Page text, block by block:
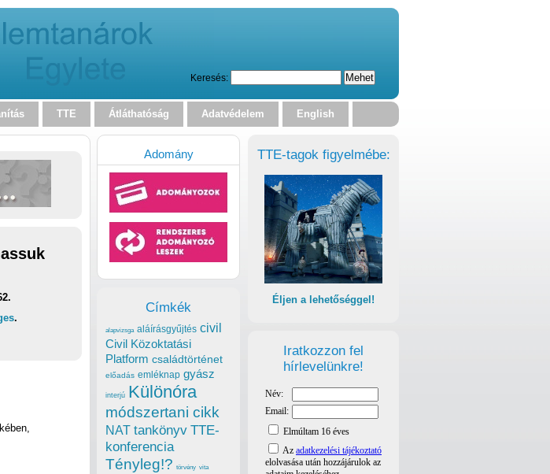
Keresés:
TTE Átláthatóság Adatvédelem English
.
TTE-tagok figyelmébe:
Éljen a lehetőséggel!
Iratkozzon fel
hírlevelünkre!
Adomány
Címkék
alapvizsga aláírásgyűjtés civil
Civil Közoktatási
Platform családtörténet
előadás emléknap gyász
interjú Különóra
módszertani cikk
NAT tankönyv TTE-
konferencia
Tényleg!? törvény vita